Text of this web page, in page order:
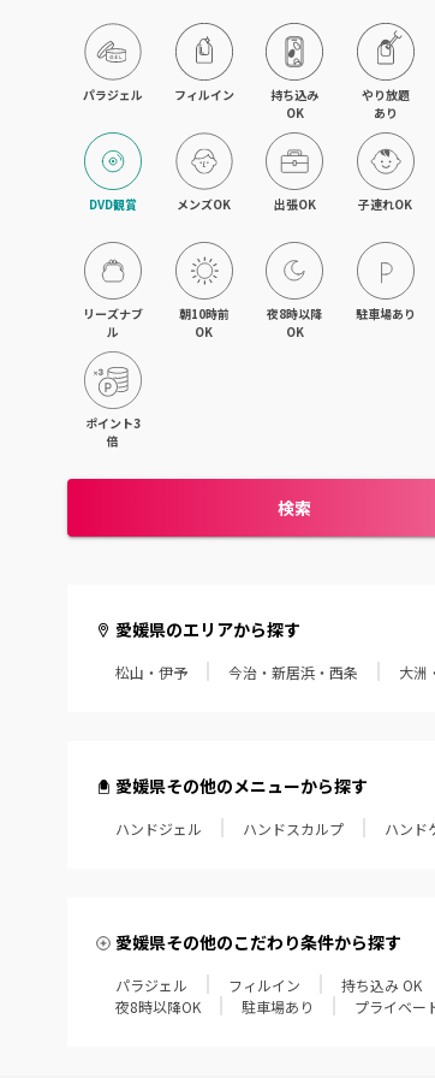
パラジェル フィルイン
持ち込み
OK
やり放題
あり
DVD観賞 メンズOK 出張OK 子連れOK
リーズナブ
ル
朝10時前
OK
夜8時以降
OK
駐車場あり
ポイント3
倍
検索
愛媛県のエリアから探す
松山・伊予 今治・新居浜・西条 大洲
愛媛県その他のメニューから探す
ハンドジェル ハンドスカルプ ハンド
愛媛県その他のこだわり条件から探す
パラジェル フィルイン 持ち込み OK
夜8時以降OK
駐車場あり プライベー